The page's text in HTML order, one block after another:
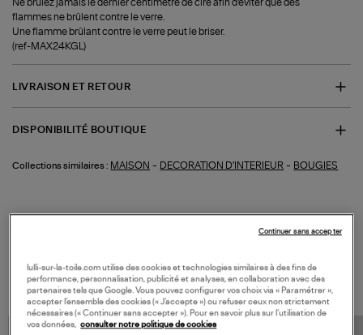
Ne brûlez jamais le dernier centimètre de cire afin d'éviter que des
flammes ne brûlent contre le verre.
Une flamme brûlant contre le verre peut le briser.
(ref-MAX24KGL)
LIVRAISON ET RETOUR
DISPONIBILITÉ BOUTIQUE
Collections similaires : MAISON - DECORATION D'INTERIEUR - BOUGIES
VOS DERNIERS PRODUITS VUS
lulli-sur-la-toile.com utilise des cookies et technologies similaires à des fins de
performance, personnalisation, publicité et analyses, en collaboration avec des
partenaires tels que Google. Vous pouvez configurer vos choix via « Paramétrer »,
accepter l’ensemble des cookies (« J’accepte ») ou refuser ceux non strictement
nécessaires (« Continuer sans accepter »). Pour en savoir plus sur l’utilisation de
vos données, consulter notre politique de cookies
Continuer sans accepter